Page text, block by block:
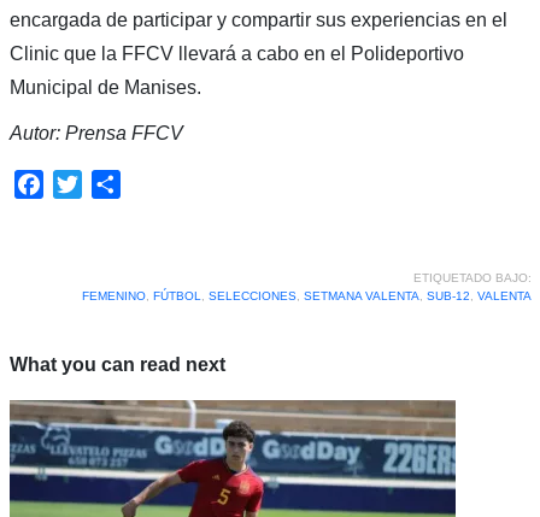
encargada de participar y compartir sus experiencias en el
Clinic que la FFCV llevará a cabo en el Polideportivo
Municipal de Manises.
Autor: Prensa FFCV
Facebook
Twitter
ETIQUETADO BAJO:
FEMENINO, FÚTBOL SELECCIONES, SETMANA VALENTA SUB-12 VALENTA
What you can read next